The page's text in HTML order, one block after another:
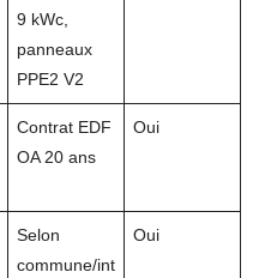
9 kWc,
panneaux
PPE2 V2
Contrat EDF
OA 20 ans
Oui
Selon
commune/int
Oui